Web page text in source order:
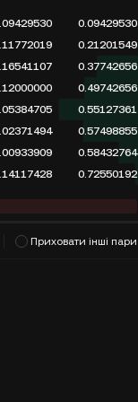
Приховати інші пари
0.09429530
0.21201549
0.37742656
0.49742656
0.55127361
0.57498855
0.58432764
0.72550192